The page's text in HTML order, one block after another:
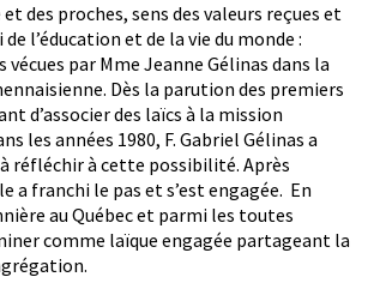
des proches, sens des valeurs reçues et
l’éducation et de la vie du monde :
par Mme Jeanne Gélinas dans la
Dès la parution des premiers
d’associer des laïcs à la mission
les années 1980, F. Gabriel Gélinas a
réfléchir à cette possibilité. Après
a franchi le pas et s’est engagée. En
au Québec et parmi les toutes
comme laïque engagée partageant la